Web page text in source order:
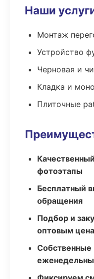
Наши
Монтаж
Устройство
Черновая и
Кладка и
Плиточные
фотоэтапы
Бесплатный
обращения
Подбор и
оптовым
Собственные